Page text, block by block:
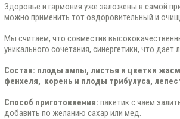
Здоровье и гармония уже заложены в самой
можно применить тот оздоровительный и
Мы считаем, что совместив
уникального сочетания, синергетики, что
Состав: плоды амлы, листья и цветки
фенхеля, корень и плоды трибулуса,
Способ приготовления: пакетик с чаем
добавить по желанию сахар или мед.